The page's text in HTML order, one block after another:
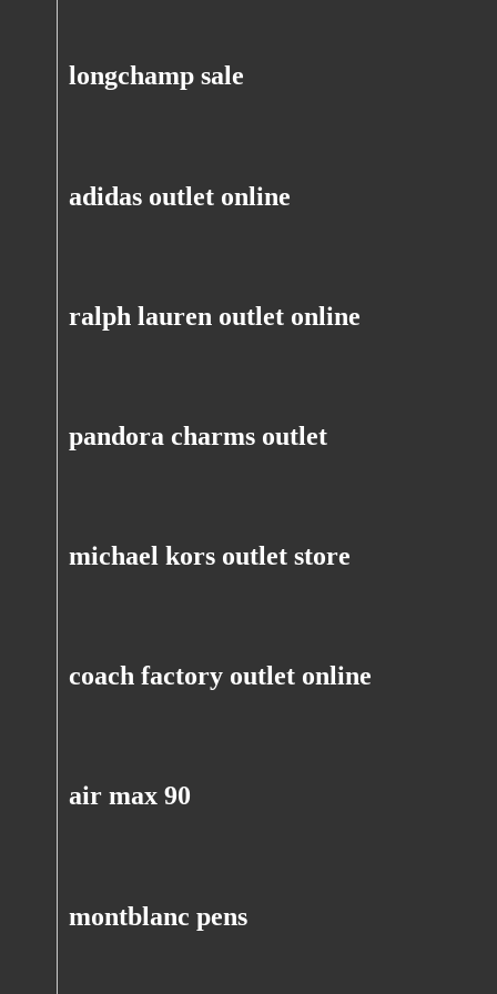
longchamp sale
adidas outlet online
ralph lauren outlet online
pandora charms outlet
michael kors outlet store
coach factory outlet online
air max 90
montblanc pens